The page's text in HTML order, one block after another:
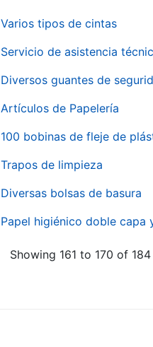
Varios tipos de cintas
Servicio de asistencia
Diversos guantes de
Artículos de Papelería
100 bobinas de fleje de
Trapos de limpieza
Diversas bolsas de basura
Papel higiénico doble capa
Showing 161 to 170 of